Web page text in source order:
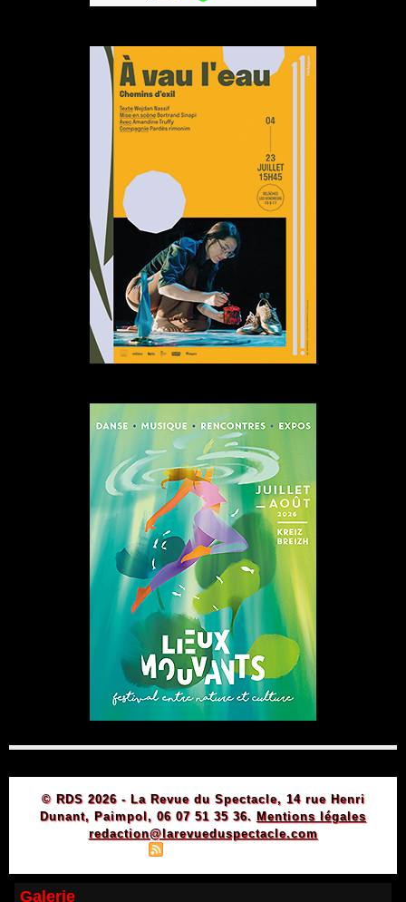
© RDS 2026 - La Revue du Spectacle, 14 rue Henri
Dunant, Paimpol, 06 07 51 35 36. Mentions légales
redaction@larevueduspectacle.com
Galerie